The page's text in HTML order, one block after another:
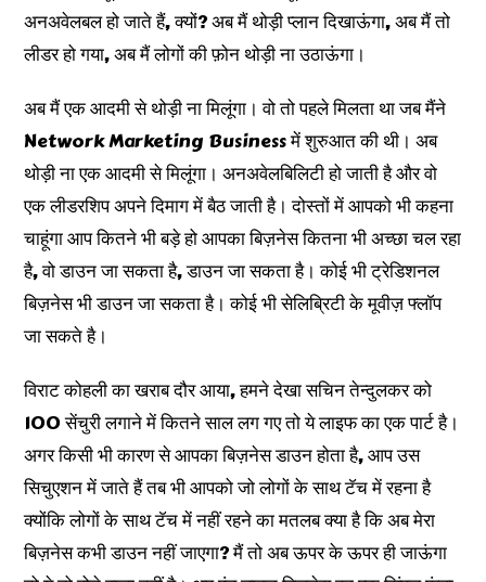
अनअवेलबल हो जाते हैं, क्यों? अब मैं थोड़ी प्लान दिखाऊंगा, अब मैं तो
लीडर हो गया, अब मैं लोगों की फ़ोन थोड़ी ना उठाऊंगा।
अब मैं एक आदमी से थोड़ी ना मिलूंगा। वो तो पहले मिलता था जब मैंने
Network Marketing Business में शुरुआत की थी। अब
थोड़ी ना एक आदमी से मिलूंगा। अनअवेलबिलिटी हो जाती है और वो
एक लीडरशिप अपने दिमाग में बैठ जाती है। दोस्तों में आपको भी कहना
चाहूंगा आप कितने भी बड़े हो आपका बिज़नेस कितना भी अच्छा चल रहा
है, वो डाउन जा सकता है, डाउन जा सकता है। कोई भी ट्रेडिशनल
बिज़नेस भी डाउन जा सकता है। कोई भी सेलिब्रिटी के मूवीज़ फ्लॉप
जा सकते है।
विराट कोहली का खराब दौर आया, हमने देखा सचिन तेन्दुलकर को
100 सेंचुरी लगाने में कितने साल लग गए तो ये लाइफ का एक पार्ट है।
अगर किसी भी कारण से आपका बिज़नेस डाउन होता है, आप उस
सिचुएशन में जाते हैं तब भी आपको जो लोगों के साथ टॅच में रहना है
क्योंकि लोगों के साथ टॅच में नहीं रहने का मतलब क्या है कि अब मेरा
बिज़नेस कभी डाउन नहीं जाएगा? मैं तो अब ऊपर के ऊपर ही जाऊंगा